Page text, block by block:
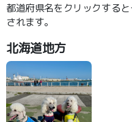
都道府県名をクリックする
されます。
北海道地方